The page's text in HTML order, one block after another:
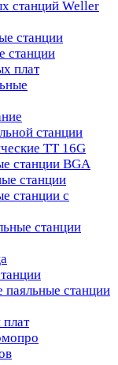
станций Weller
станции
станции
плат
станции
TT 16G
станции BGA
станции
станции с
станции
станции